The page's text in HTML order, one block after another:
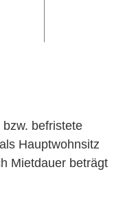
befristete
Hauptwohnsitz
Mietdauer beträgt